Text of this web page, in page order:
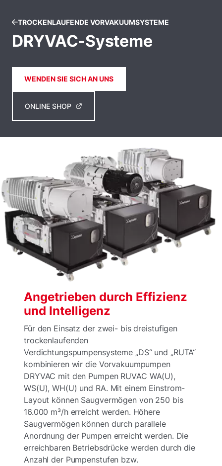
TROCKENLAUFENDE VORVAKUUMSYSTEME
DRYVAC-Systeme
WENDEN SIE SICH AN UNS
ONLINE SHOP
Angetrieben durch Effizienz
und Intelligenz
Für den Einsatz der zwei- bis dreistufigen
trockenlaufenden
Verdichtungspumpensysteme „DS“ und „RUTA“
kombinieren wir die Vorvakuumpumpen
DRYVAC mit den Pumpen RUVAC WA(U),
WS(U), WH(U) und RA. Mit einem Einstrom-
Layout können Saugvermögen von 250 bis
16.000 m³/h erreicht werden. Höhere
Saugvermögen können durch parallele
Anordnung der Pumpen erreicht werden. Die
erreichbaren Betriebsdrücke werden durch die
Anzahl der Pumpenstufen bzw.